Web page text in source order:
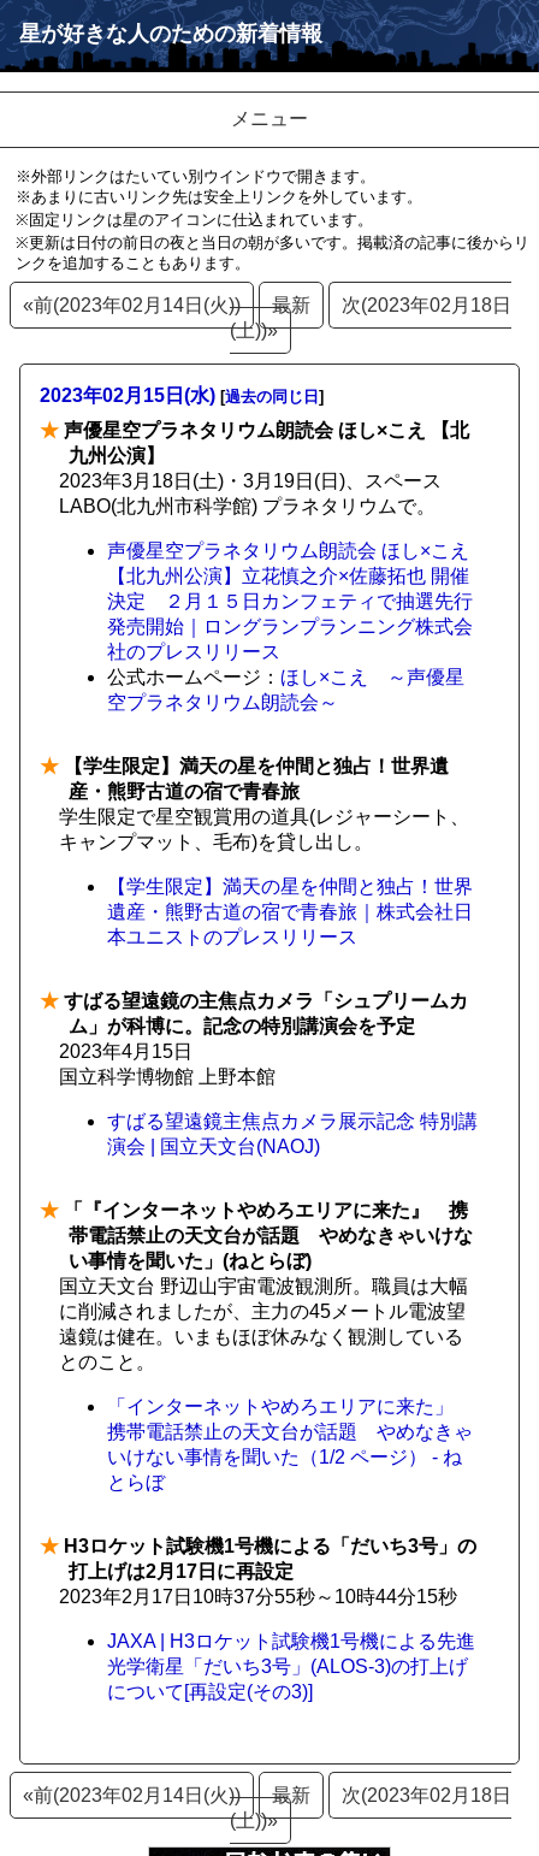
星が好きな人のための新着情報
メニュー
※外部リンクはたいてい別ウインドウで開きます。
※あまりに古いリンク先は安全上リンクを外しています。
※固定リンクは星のアイコンに仕込まれています。
※更新は日付の前日の夜と当日の朝が多いです。掲載済の記事に後からリ
ンクを追加することもあります。
«前(2023年02月14日(火)) 最新
次(2023年02月18日
(土))»
2023年02月15日(水) [過去の同じ日 ]
★ 声優星空プラネタリウム朗読会 ほし×こえ 【北
九州公演】
2023年3月18日(土)・3月19日(日)、スペース
LABO(北九州市科学館) プラネタリウムで。
声優星空プラネタリウム朗読会 ほし×こえ
【北九州公演】立花慎之介×佐藤拓也 開催
決定 ２月１５日カンフェティで抽選先行
発売開始｜ロングランプランニング株式会
社のプレスリリース
公式ホームページ： ほし×こえ ～声優星
空プラネタリウム朗読会～
★ 【学生限定】満天の星を仲間と独占！世界遺
産・熊野古道の宿で青春旅
学生限定で星空観賞用の道具(レジャーシート、
キャンプマット、毛布)を貸し出し。
【学生限定】満天の星を仲間と独占！世界
遺産・熊野古道の宿で青春旅｜株式会社日
本ユニストのプレスリリース
★ すばる望遠鏡の主焦点カメラ「シュプリームカ
ム」が科博に。記念の特別講演会を予定
2023年4月15日
国立科学博物館 上野本館
すばる望遠鏡主焦点カメラ展示記念 特別講
演会 | 国立天文台(NAOJ)
★ 「『インターネットやめろエリアに来た』 携
帯電話禁止の天文台が話題 やめなきゃいけな
い事情を聞いた」(ねとらぼ)
国立天文台 野辺山宇宙電波観測所。職員は大幅
に削減されましたが、主力の45メートル電波望
遠鏡は健在。いまもほぼ休みなく観測している
とのこと。
「インターネットやめろエリアに来た」
携帯電話禁止の天文台が話題 やめなきゃ
いけない事情を聞いた（1/2 ページ） - ね
とらぼ
★ H3ロケット試験機1号機による「だいち3号」の
打上げは2月17日に再設定
2023年2月17日10時37分55秒～10時44分15秒
JAXA | H3ロケット試験機1号機による先進
光学衛星「だいち3号」(ALOS-3)の打上げ
について[再設定(その3)]
«前(2023年02月14日(火)) 最新
次(2023年02月18日
(土))»